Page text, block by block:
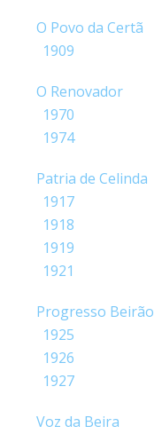
O Povo da Certã
1909
O Renovador
1970
1974
Patria de Celinda
1917
1918
1919
1921
Progresso Beirão
1925
1926
1927
Voz da Beira